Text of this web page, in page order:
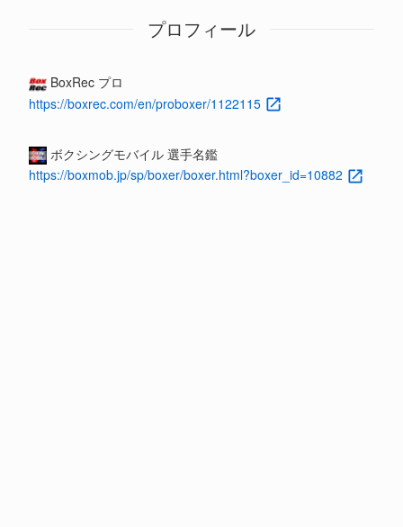
プロフィール
BoxRec プロ
https://boxrec.com/en/proboxer/1122115
ボクシングモバイル 選手名鑑
https://boxmob.jp/sp/boxer/boxer.html?boxer_id=10882